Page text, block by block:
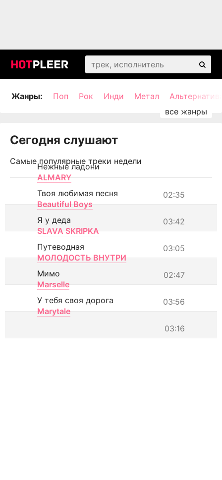
Жанры: Поп Рок Инди Метал
Сегодня слушают
Самые популярные треки недели
Нежные ладони
ALMARY
02:35
Твоя любимая песня
Beautiful Boys
03:42
Я у деда
SLAVA SKRIPKA
03:05
Путеводная
МОЛОДОСТЬ ВНУТРИ
02:47
Мимо
Marselle
03:56
У тебя своя дорога
Marytale
03:16